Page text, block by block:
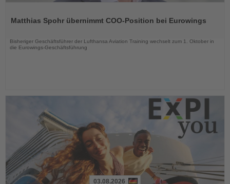
dieMatthias Spohr übernimmt COO-Position bei Eurowings
Bisheriger Geschäftsführer der Lufthansa Aviation Training wechselt zum 1. Oktober in
die Eurowings-Geschäftsführung
03.08.2026